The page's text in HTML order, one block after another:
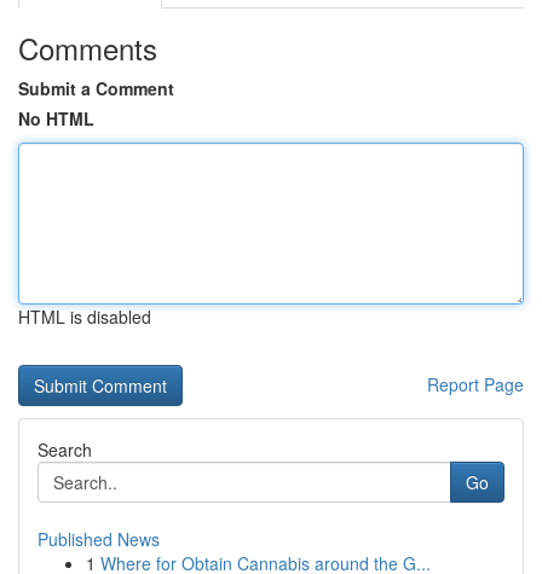
Comments
Submit a Comment
No HTML
HTML is disabled
Report Page
Search
Go
Published News
1 Where for Obtain Cannabis around the G...